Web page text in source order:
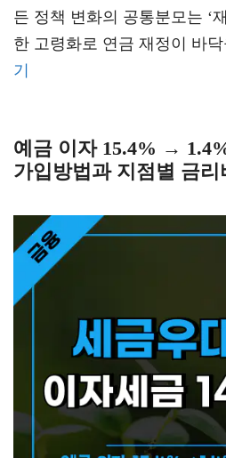
든 정책 변화의 공통분모는 ‘
한 고령화로 연금 재정이 바
기
예금 이자 15.4% →
가입방법과 지점별 금리